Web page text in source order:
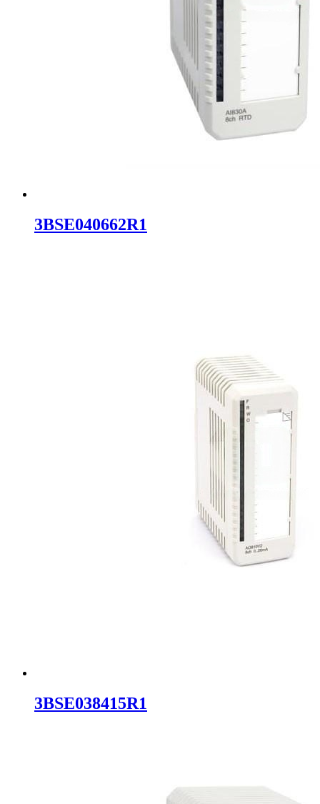
3BSE040662R1
3BSE038415R1